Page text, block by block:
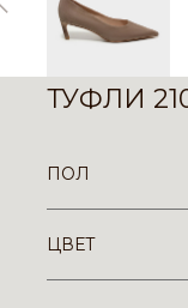
ТУФЛИ
ПОЛ
ЦВЕТ